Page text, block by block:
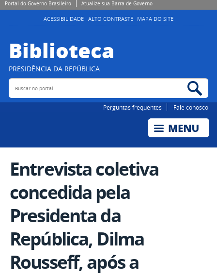
Portal do Governo Brasileiro Atualize sua Barra de Governo
ACESSIBILIDADE ALTO CONTRASTE MAPA DO SITE
Biblioteca
PRESIDÊNCIA DA REPÚBLICA
Buscar no portal
Perguntas frequentes Fale conosco
Entrevista coletiva
concedida pela
Presidenta da
República, Dilma
Rousseff, após a